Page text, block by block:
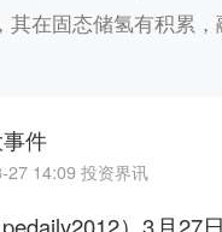
其在固态储氢有积累
件
27 14:09 投资界讯